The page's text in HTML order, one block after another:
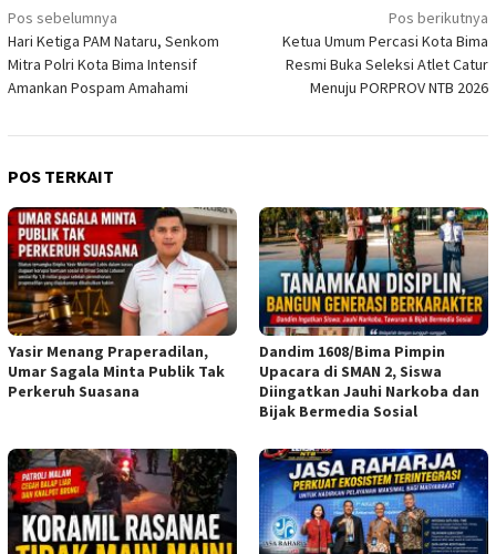
Navigasi
pos
Pos sebelumnya
Hari Ketiga PAM Nataru, Senkom
Mitra Polri Kota Bima Intensif
Amankan Pospam Amahami
Pos berikutnya
Ketua Umum Percasi Kota Bima
Resmi Buka Seleksi Atlet Catur
Menuju PORPROV NTB 2026
POS TERKAIT
Yasir Menang Praperadilan,
Umar Sagala Minta Publik Tak
Perkeruh Suasana
Dandim 1608/Bima Pimpin
Upacara di SMAN 2, Siswa
Diingatkan Jauhi Narkoba dan
Bijak Bermedia Sosial